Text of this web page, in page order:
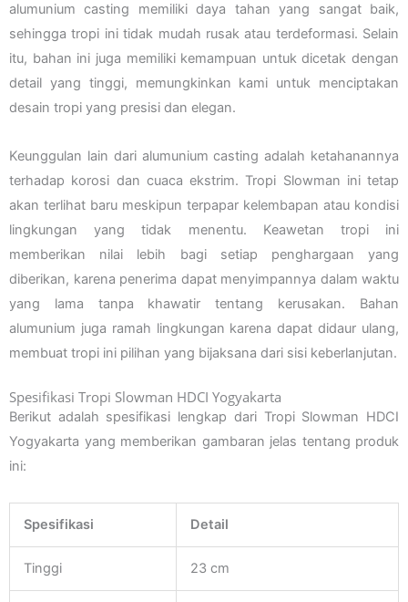
alumunium casting memiliki daya tahan yang sangat baik,
sehingga tropi ini tidak mudah rusak atau terdeformasi. Selain
itu, bahan ini juga memiliki kemampuan untuk dicetak dengan
detail yang tinggi, memungkinkan kami untuk menciptakan
desain tropi yang presisi dan elegan.
Keunggulan lain dari alumunium casting adalah ketahanannya
terhadap korosi dan cuaca ekstrim. Tropi Slowman ini tetap
akan terlihat baru meskipun terpapar kelembapan atau kondisi
lingkungan yang tidak menentu. Keawetan tropi ini
memberikan nilai lebih bagi setiap penghargaan yang
diberikan, karena penerima dapat menyimpannya dalam waktu
yang lama tanpa khawatir tentang kerusakan. Bahan
alumunium juga ramah lingkungan karena dapat didaur ulang,
membuat tropi ini pilihan yang bijaksana dari sisi keberlanjutan.
Spesifikasi Tropi Slowman HDCI Yogyakarta
Berikut adalah spesifikasi lengkap dari Tropi Slowman HDCI
Yogyakarta yang memberikan gambaran jelas tentang produk
ini:
Spesifikasi Detail
Tinggi 23 cm